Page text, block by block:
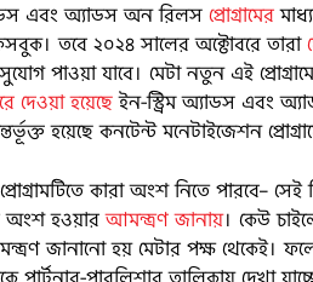
এবং অ্যাডস অন রিলসপ্রোগ্রামের
তবে ২০২৪ সালের অক্টোবরে তারা
পাওয়া যাবে। মেটা নতুন এই
দেওয়া হয়েছেইন-স্ট্রিম অ্যাডস এবং
হয়েছে কনটেন্ট মনেটাইজেশন
কারা অংশ নিতে পারবে– সেই
অংশ হওয়ারআমন্ত্রণ জানায়। কেউ
জানানো হয় মেটার পক্ষ থেকেই।